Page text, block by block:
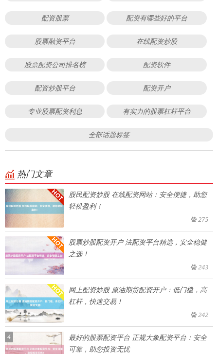
配资股票 配资有哪些好的平台
股票融资平台 在线配资炒股
股票配资公司排名榜 配资软件
配资炒股平台 配资开户
专业股票配资利息 有实力的股票杠杆平台
全部话题标签
热门文章
股民配资炒股 在线配资网站：安全便捷，助您
轻松盈利！
275
股票炒股配资开户 法配资平台精选，安全稳健
之选！
243
网上配资炒股 原油期货配资开户：低门槛，高
杠杆，快速交易！
242
4
最好的股票配资平台 正规大象配资平台：安全
可靠，助您投资无忧